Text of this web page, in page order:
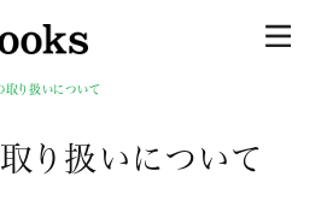
り扱いについて
り扱いについて